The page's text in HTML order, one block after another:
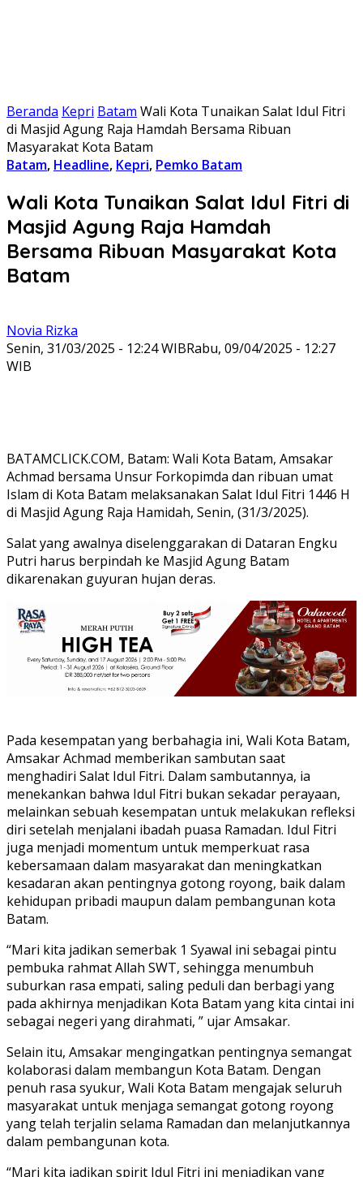
Beranda Kepri Batam Wali Kota Tunaikan Salat Idul Fitri
di Masjid Agung Raja Hamdah Bersama Ribuan
Masyarakat Kota Batam
Batam, Headline, Kepri, Pemko Batam
Wali Kota Tunaikan Salat Idul Fitri di
Masjid Agung Raja Hamdah
Bersama Ribuan Masyarakat Kota
Batam
Novia Rizka
Senin, 31/03/2025 - 12:24 WIBRabu, 09/04/2025 - 12:27
WIB
BATAMCLICK.COM, Batam: Wali Kota Batam, Amsakar
Achmad bersama Unsur Forkopimda dan ribuan umat
Islam di Kota Batam melaksanakan Salat Idul Fitri 1446 H
di Masjid Agung Raja Hamidah, Senin, (31/3/2025).
Salat yang awalnya diselenggarakan di Dataran Engku
Putri harus berpindah ke Masjid Agung Batam
dikarenakan guyuran hujan deras.
Pada kesempatan yang berbahagia ini, Wali Kota Batam,
Amsakar Achmad memberikan sambutan saat
menghadiri Salat Idul Fitri. Dalam sambutannya, ia
menekankan bahwa Idul Fitri bukan sekadar perayaan,
melainkan sebuah kesempatan untuk melakukan refleksi
diri setelah menjalani ibadah puasa Ramadan. Idul Fitri
juga menjadi momentum untuk memperkuat rasa
kebersamaan dalam masyarakat dan meningkatkan
kesadaran akan pentingnya gotong royong, baik dalam
kehidupan pribadi maupun dalam pembangunan kota
Batam.
“Mari kita jadikan semerbak 1 Syawal ini sebagai pintu
pembuka rahmat Allah SWT, sehingga menumbuh
suburkan rasa empati, saling peduli dan berbagi yang
pada akhirnya menjadikan Kota Batam yang kita cintai ini
sebagai negeri yang dirahmati, ” ujar Amsakar.
Selain itu, Amsakar mengingatkan pentingnya semangat
kolaborasi dalam membangun Kota Batam. Dengan
penuh rasa syukur, Wali Kota Batam mengajak seluruh
masyarakat untuk menjaga semangat gotong royong
yang telah terjalin selama Ramadan dan melanjutkannya
dalam pembangunan kota.
“Mari kita jadikan spirit Idul Fitri ini menjadikan yang